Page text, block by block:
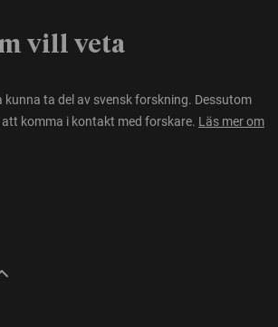
vill veta
ta del av svensk forskning. Dessutom
komma i kontakt med forskare. Läs mer om